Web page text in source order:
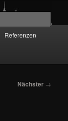
Referenzen
Nächster →